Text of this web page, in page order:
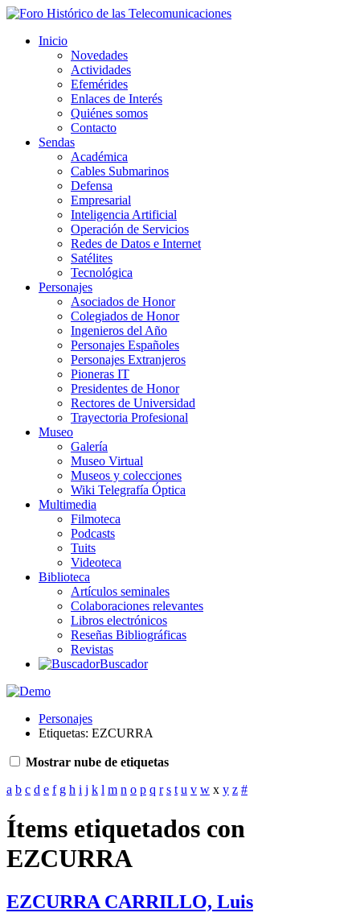
Inicio
Novedades
Actividades
Efemérides
Enlaces de Interés
Quiénes somos
Contacto
Sendas
Académica
Cables Submarinos
Defensa
Empresarial
Inteligencia Artificial
Operación de Servicios
Redes de Datos e Internet
Satélites
Tecnológica
Personajes
Asociados de Honor
Colegiados de Honor
Ingenieros del Año
Personajes Españoles
Personajes Extranjeros
Pioneras IT
Presidentes de Honor
Rectores de Universidad
Trayectoria Profesional
Museo
Galería
Museo Virtual
Museos y colecciones
Wiki Telegrafía Óptica
Multimedia
Filmoteca
Podcasts
Tuits
Videoteca
Biblioteca
Artículos seminales
Colaboraciones relevantes
Libros electrónicos
Reseñas Bibliográficas
Revistas
Buscador
Personajes
Etiquetas: EZCURRA
Mostrar nube de etiquetas
a b c d e f g h i j k l m n o p q r s t u v w x y z #
Ítems etiquetados con
EZCURRA
EZCURRA CARRILLO, Luis